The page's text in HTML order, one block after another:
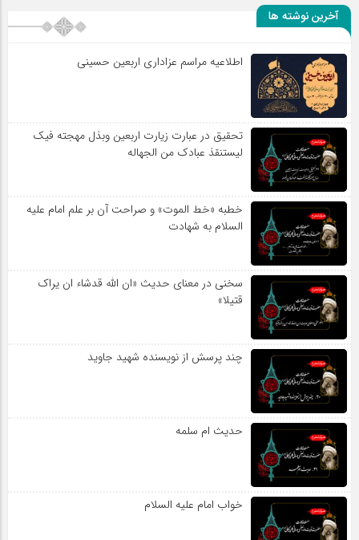
آخرین نوشته ها
اطلاعیه مراسم عزاداری اربعین حسینی
تحقیق در عبارت زیارت اربعین وبذل مهجته فیک
لیستنقذ عبادک من الجهاله
خطبه «خط الموت» و صراحت آن بر علم امام علیه
السلام به شهادت
سخنی در معنای حدیث «ان الله قدشاء ان یراک
قتیلا»
چند پرسش از نویسنده شهید جاوید
حدیث ام سلمه
خواب امام علیه السلام